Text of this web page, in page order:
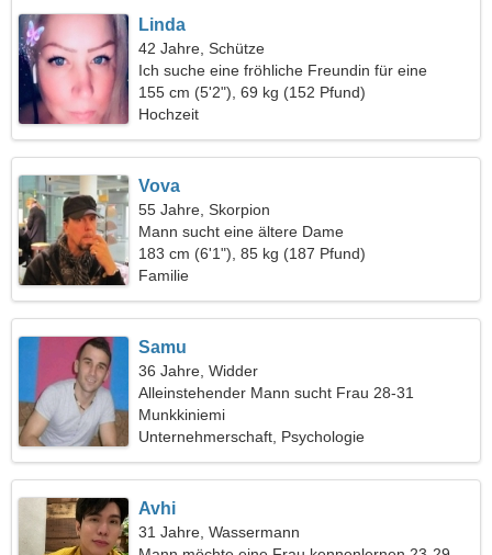
Linda
42 Jahre, Schütze
Ich suche eine fröhliche Freundin für eine
gemeinsame Reise
155 cm (5'2"), 69 kg (152 Pfund)
Hochzeit
Vova
55 Jahre, Skorpion
Mann sucht eine ältere Dame
183 cm (6'1"), 85 kg (187 Pfund)
Familie
Samu
36 Jahre, Widder
Alleinstehender Mann sucht Frau 28-31
Munkkiniemi
Unternehmerschaft, Psychologie
Avhi
31 Jahre, Wassermann